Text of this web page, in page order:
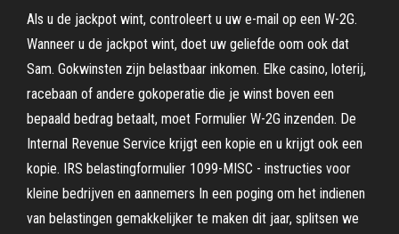
Als u de jackpot wint, controleert u uw e-mail op een W-2G.
Wanneer u de jackpot wint, doet uw geliefde oom ook dat
Sam. Gokwinsten zijn belastbaar inkomen. Elke casino, loterij,
racebaan of andere gokoperatie die je winst boven een
bepaald bedrag betaalt, moet Formulier W-2G inzenden. De
Internal Revenue Service krijgt een kopie en u krijgt ook een
kopie. IRS belastingformulier 1099-MISC - instructies voor
kleine bedrijven en aannemers In een poging om het indienen
van belastingen gemakkelijker te maken dit jaar, splitsen we